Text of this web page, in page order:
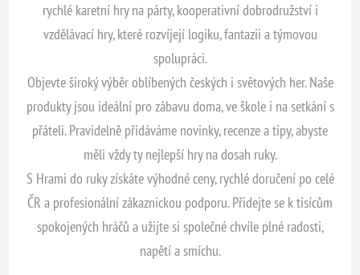
rychlé karetní hry na párty, kooperativní dobrodružství i
vzdělávací hry, které rozvíjejí logiku, fantazii a týmovou
spolupráci.
Objevte široký výběr oblíbených českých i světových her. Naše
produkty jsou ideální pro zábavu doma, ve škole i na setkání s
přáteli. Pravidelně přidáváme novinky, recenze a tipy, abyste
měli vždy ty nejlepší hry na dosah ruky.
S Hrami do ruky získáte výhodné ceny, rychlé doručení po celé
ČR a profesionální zákaznickou podporu. Přidejte se k tisícům
spokojených hráčů a užijte si společné chvíle plné radosti,
napětí a smíchu.